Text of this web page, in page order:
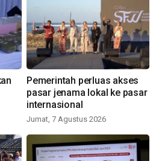
Pemerintah perluas akses
pasar jenama lokal ke pasar
internasional
Jumat, 7 Agustus 2026